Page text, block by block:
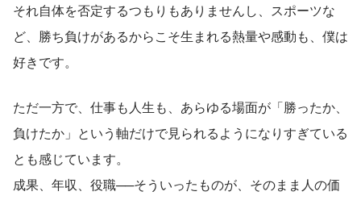
それ自体を否定するつもりもありませんし、スポーツな
ど、勝ち負けがあるからこそ生まれる熱量や感動も、僕は
好きです。
ただ一方で、仕事も人生も、あらゆる場面が「勝ったか、
負けたか」という軸だけで見られるようになりすぎている
とも感じています。
成果、年収、役職──そういったものが、そのまま人の価